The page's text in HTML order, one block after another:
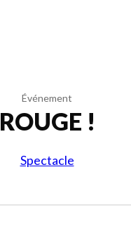
Événement
ROUGE !
Spectacle